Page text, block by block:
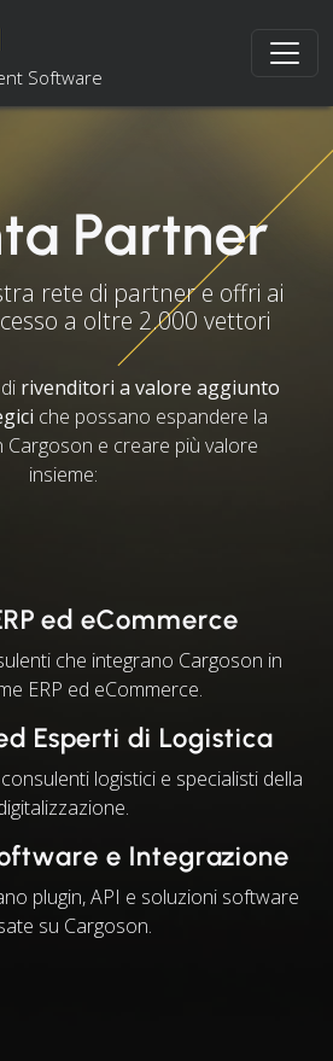
Software
Partner
rete di partner e offri ai
a oltre 2.000 vettori
rivenditori a valore aggiunto
che possano espandere la
e creare più valore
insieme:
ed eCommerce
che integrano Cargoson in
ERP ed eCommerce.
Esperti di Logistica
logistici e specialisti della
e Integrazione
plugin, API e soluzioni software
su Cargoson.